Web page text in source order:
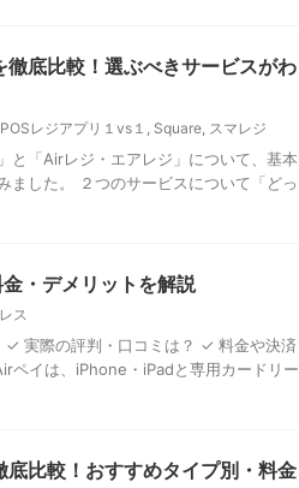
底比較！選ぶべきサービスがわ
POSレジアプリ１vs１ , Square, スマレジ
と「Airレジ・エアレジ」について、基本
ました。 ２つのサービスについて「どっ
・デメリットを解説
ス
✓ 実際の評判・口コミは？ ✓ 料金や決済
ペイは、iPhone・iPadと専用カードリー
底比較！おすすめタイプ別・料金